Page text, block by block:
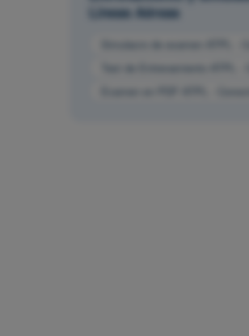
Líneas Aéreas
Simulacro de examen ATPL
Test de Entrenamiento ATPL
Examen en PDF ATPL -